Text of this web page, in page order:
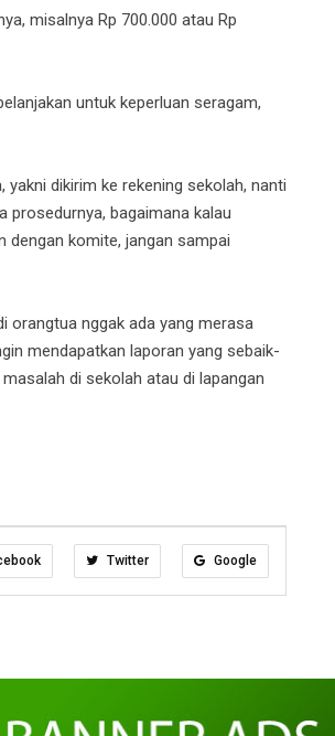
misalnya Rp 700.000 atau Rp
untuk keperluan seragam,
dikirim ke rekening sekolah, nanti
prosedurnya, bagaimana kalau
dengan komite, jangan sampai
orangtua nggak ada yang merasa
mendapatkan laporan yang sebaik-
di sekolah atau di lapangan
Twitter Google